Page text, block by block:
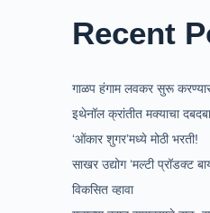
Recent
गाळप हंगाम लवकर सुरू
इथेनॉल क्रांतीत मक्याचा
‘ओंकार शुगर’मध्ये मोठी भरती!
साखर उद्योग ‘मल्टी प्रॉडक्ट
विकसित व्हावा